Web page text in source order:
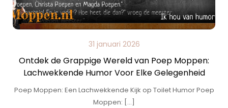
31 januari 2026
Ontdek de Grappige Wereld van Poep Moppen:
Lachwekkende Humor Voor Elke Gelegenheid
Poep Moppen: Een Lachwekkende Kijk op Toilet Humor Poep
Moppen: […]